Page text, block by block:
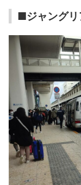
■ジャングリ